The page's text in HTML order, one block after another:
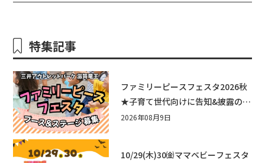
特集記事
ファミリーピースフェスタ2026秋
★子育て世代向けに告知&披露の場
として♪ステージ又はブース出店
2026年08月9日
10/29(木)30㈮ママベビーフェスタ